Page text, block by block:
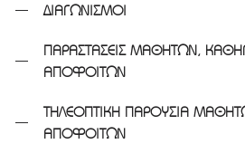
ΔΙΑΓΩΝΙΣΜΟΙ
ΠΑΡΑΣΤΑΣΕΙΣ ΜΑΘΗΤΩΝ,
ΑΠΟΦΟΙΤΩΝ
ΤΗΛΕΟΠΤΙΚΗ ΠΑΡΟΥΣΙΑ
ΑΠΟΦΟΙΤΩΝ